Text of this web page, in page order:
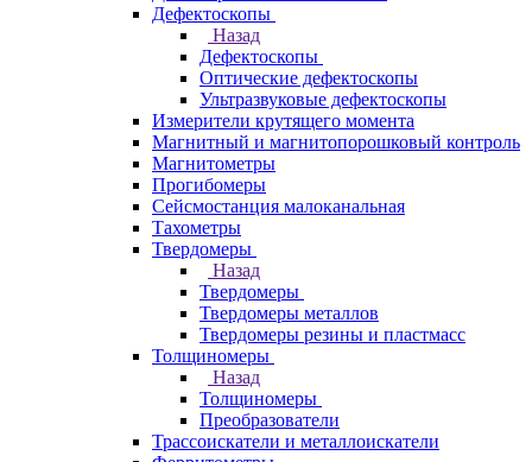
Дефектоскопы
Назад
Дефектоскопы
Оптические дефектоскопы
Ультразвуковые дефектоскопы
Измерители крутящего момента
Магнитный и магнитопорошковый контроль
Магнитометры
Прогибомеры
Сейсмостанция малоканальная
Тахометры
Твердомеры
Назад
Твердомеры
Твердомеры металлов
Твердомеры резины и пластмасс
Толщиномеры
Назад
Толщиномеры
Преобразователи
Трассоискатели и металлоискатели